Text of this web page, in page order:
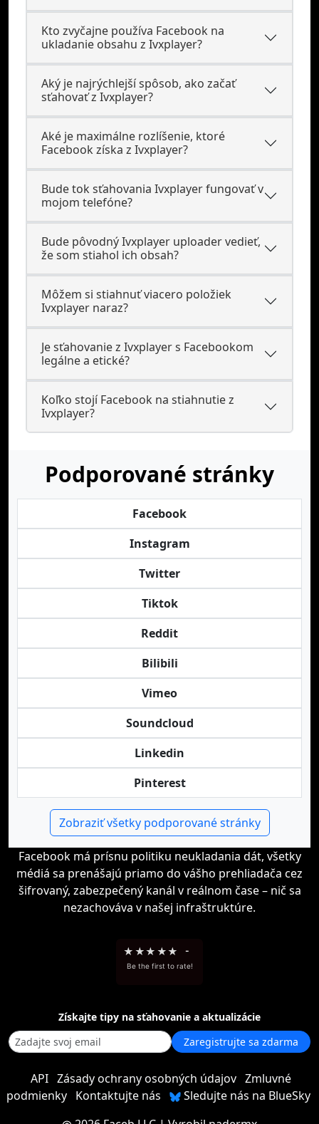
Kto zvyčajne používa Facebook na
ukladanie obsahu z Ivxplayer?
Aký je najrýchlejší spôsob, ako začať
sťahovať z Ivxplayer?
Aké je maximálne rozlíšenie, ktoré
Facebook získa z Ivxplayer?
Bude tok sťahovania Ivxplayer fungovať v
mojom telefóne?
Bude pôvodný Ivxplayer uploader vedieť,
že som stiahol ich obsah?
Môžem si stiahnuť viacero položiek
Ivxplayer naraz?
Je sťahovanie z Ivxplayer s Facebookom
legálne a etické?
Koľko stojí Facebook na stiahnutie z
Ivxplayer?
Podporované stránky
Facebook
Instagram
Twitter
Tiktok
Reddit
Bilibili
Vimeo
Soundcloud
Linkedin
Pinterest
Zobraziť všetky podporované stránky
Facebook má prísnu politiku neukladania dát, všetky
médiá sa prenášajú priamo do vášho prehliadača cez
šifrovaný, zabezpečený kanál v reálnom čase – nič sa
nezachováva v našej infraštruktúre.
★ ★★ ★★ -
Be the first to rate!
Získajte tipy na sťahovanie a aktualizácie
Zaregistrujte sa zdarma
API Zásady ochrany osobných údajov Zmluvné
podmienky
Kontaktujte nás
Sledujte nás na BlueSky